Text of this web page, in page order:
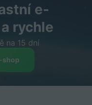
e-
rychle
na 15 dní
shop